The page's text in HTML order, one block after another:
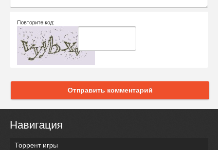
Повторите код:
Отправить комментарий
Навигация
Торрент игры